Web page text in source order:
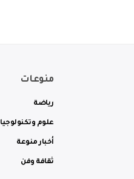
منوعات
رياضة
علوم وتكنولوجيا
أخبار منوعة
ثقافة وفن